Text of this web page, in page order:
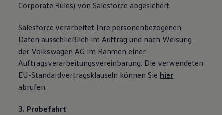
Corporate Rules) von Salesforce abgesichert.
Salesforce verarbeitet Ihre personenbezogenen
Daten ausschließlich im Auftrag und nach Weisung
der Volkswagen AG im Rahmen einer
Auftragsverarbeitungsvereinbarung. Die verwendeten
EU-Standardvertragsklauseln können Sie hier
abrufen.
3. Probefahrt